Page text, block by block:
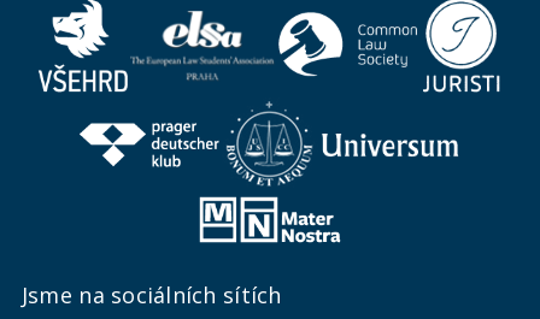
Jsme na sociálních sítích